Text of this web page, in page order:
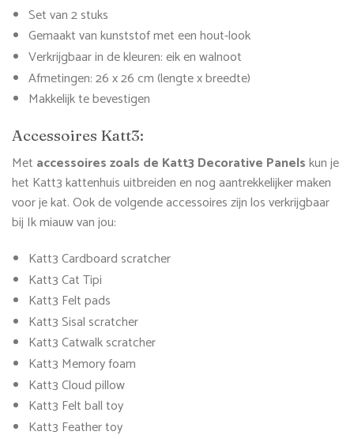
Set van 2 stuks
Gemaakt van kunststof met een hout-look
Verkrijgbaar in de kleuren: eik en walnoot
Afmetingen: 26 x 26 cm (lengte x breedte)
Makkelijk te bevestigen
Accessoires Katt3:
Met accessoires zoals de Katt3 Decorative Panelskun je
het Katt3 kattenhuis uitbreiden en nog aantrekkelijker maken
voor je kat. Ook de volgende accessoires zijn los verkrijgbaar
bij Ik miauw van jou:
Katt3 Cardboard scratcher
Katt3 Cat Tipi
Katt3 Felt pads
Katt3 Sisal scratcher
Katt3 Catwalk scratcher
Katt3 Memory foam
Katt3 Cloud pillow
Katt3 Felt ball toy
Katt3 Feather toy